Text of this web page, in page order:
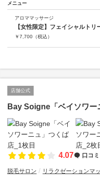
メニュー
アロママッサージ
【女性限定】フェイシャルトリ
￥7,700 （税込）
店舗公式
Bay Soigne「ベイソワー
4.07 口コミ
脱毛サロン リラクゼーションマ